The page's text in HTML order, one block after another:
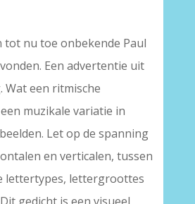
tot nu toe onbekende Paul
Een advertentie uit
Wat een ritmische
muzikale variatie in
Let op de spanning
en verticalen, tussen
lettertypes, lettergroottes